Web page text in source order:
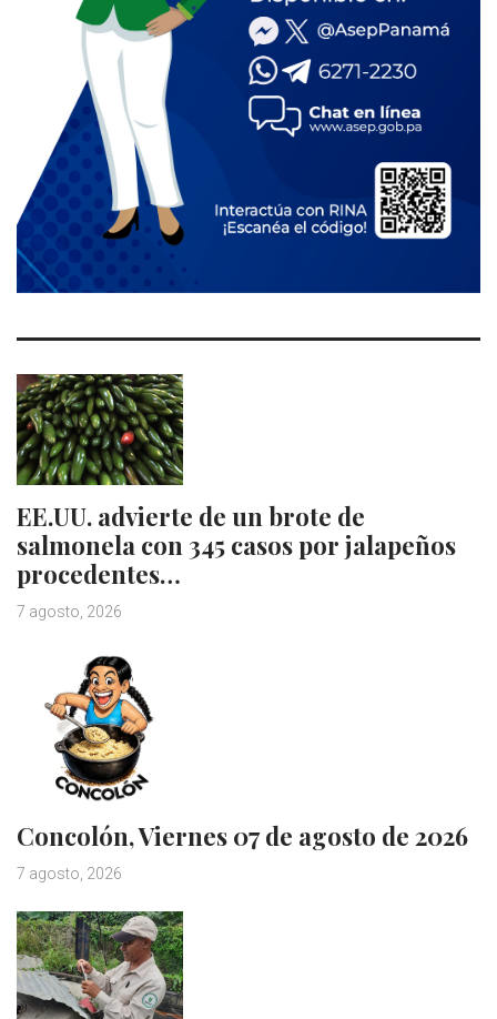
EE.UU. advierte de un brote de
salmonela con 345 casos por jalapeños
procedentes…
7 agosto, 2026
Concolón, Viernes 07 de agosto de 2026
7 agosto, 2026